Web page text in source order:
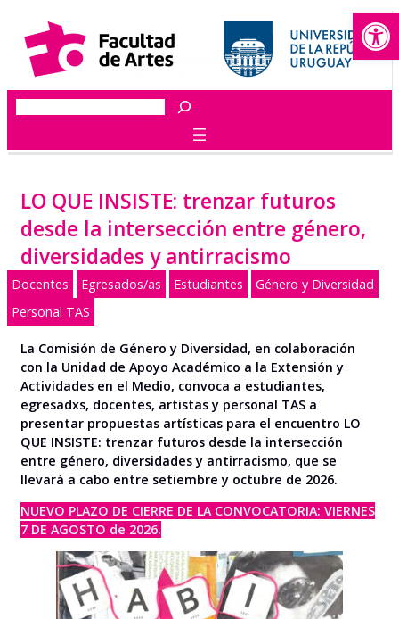
contenido
Buscar
LO QUE INSISTE: trenzar futuros
desde la intersección entre género,
diversidades y antirracismo
Docentes Egresados/as Estudiantes
Género y Diversidad
Personal TAS
La Comisión de Género y Diversidad, en colaboración
con la Unidad de Apoyo Académico a la Extensión y
Actividades en el Medio, convoca a estudiantes,
egresadxs, docentes, artistas y personal TAS a
presentar propuestas artísticas para el encuentro LO
QUE INSISTE: trenzar futuros desde la intersección
entre género, diversidades y antirracismo, que se
llevará a cabo entre setiembre y octubre de 2026.
NUEVO PLAZO DE CIERRE DE LA CONVOCATORIA: VIERNES
7 DE AGOSTO de 2026.